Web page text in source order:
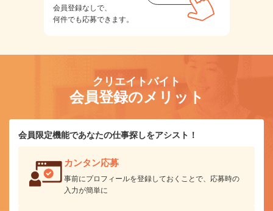
会員登録なしで、
何件でも応募できます。
クリエイトバイト
会員登録のメリット
会員限定機能であなたの仕事探しをアシスト！
カンタン応募
事前にプロフィールを登録しておくことで、応募時の
入力が簡単に